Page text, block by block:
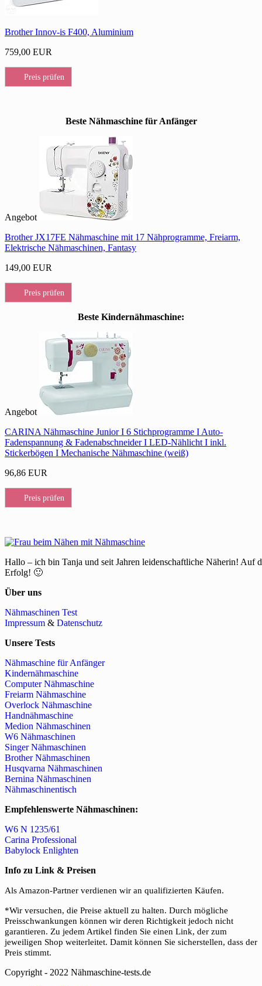
Brother Innov-is F400, Aluminium
759,00 EUR
Preis prüfen
Beste Nähmaschine für Anfänger
Angebot
Brother JX17FE Nähmaschine mit 17 Nähprogramme, Freiarm,
Elektrische Nähmaschinen, Fantasy
149,00 EUR
Preis prüfen
Beste Kindernähmaschine:
Angebot
CARINA Nähmaschine Junior I 6 Stichprogramme I Auto-
Fadenspannung & Fadenabschneider I LED-Nählicht I inkl.
Stickerbögen I Mechanische Nähmaschine (weiß)
96,86 EUR
Preis prüfen
Hallo – ich bin Tanja und seit Jahren leidenschaftliche Näherin! Auf
Erfolg! 🙂
Über uns
Nähmaschinen Test
Impressum & Datenschutz
Unsere Tests
Nähmaschine für Anfänger
Kindernähmaschine
Computer Nähmaschine
Freiarm Nähmaschine
Overlock Nähmaschine
Handnähmaschine
Medion Nähmaschinen
W6 Nähmaschinen
Singer Nähmaschinen
Brother Nähmaschinen
Husqvarna Nähmaschinen
Bernina Nähmaschinen
Nähmaschinentisch
Empfehlenswerte Nähmaschinen:
W6 N 1235/61
Carina Professional
Babylock Enlighten
Info zu Link & Preisen
Als Amazon-Partner verdienen wir an qualifizierten Käufen.
*Wir versuchen, die Preise aktuell zu halten. Durch mögliche
Preisschwankungen können wir deren Richtigkeit jedoch nicht
garantieren. Zu jedem Artikel finden Sie einen Link, der zum
jeweiligen Shop weiterleitet. Damit können Sie sicherstellen, dass der
Preis stimmt.
Copyright - 2022 Nähmaschine-tests.de